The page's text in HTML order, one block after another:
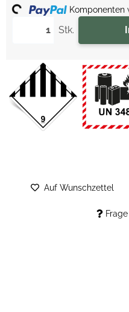
Stk.
Komponenten
Auf Wunschzettel